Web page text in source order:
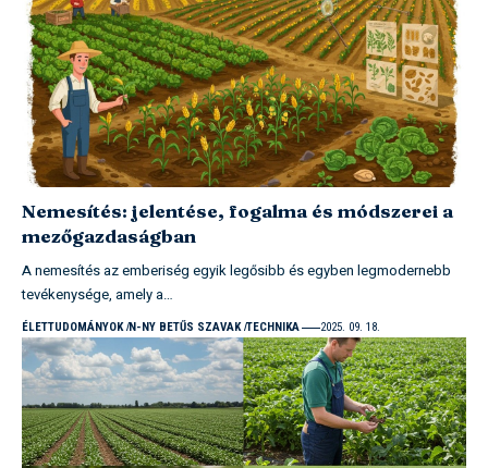
Nemesítés: jelentése, fogalma és módszerei a
mezőgazdaságban
A nemesítés az emberiség egyik legősibb és egyben legmodernebb
tevékenysége, amely a…
ÉLETTUDOMÁNYOK N-NY BETŰS SZAVAK TECHNIKA 2025. 09. 18.